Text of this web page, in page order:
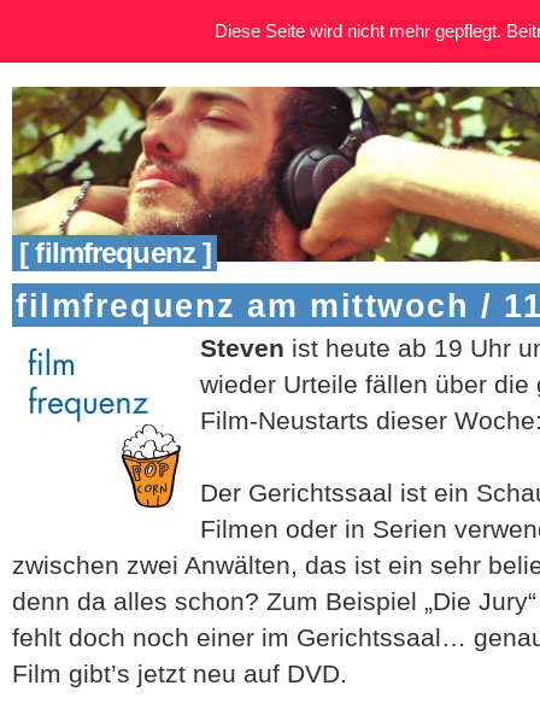
[ filmfrequenz ]
filmfrequenz am mittwoch /
Steven ist heute ab 19 Uhr
wieder Urteile fällen über
Film-Neustarts dieser
Der Gerichtssaal ist ein
Filmen oder in Serien
zwischen zwei Anwälten, das ist ein sehr
denn da alles schon? Zum Beispiel „Die
fehlt doch noch einer im Gerichtssaal…
Film gibt’s jetzt neu auf DVD.
Diese Seite wird nicht mehr gepflegt.